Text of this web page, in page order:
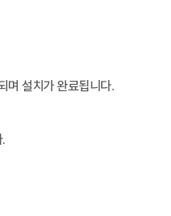
며 설치가 완료됩니다.